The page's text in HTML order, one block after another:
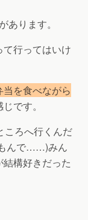
あります。
行ってはいけ
当を食べながら
です。
ころへ行くんだ
んで……)みん
構好きだった